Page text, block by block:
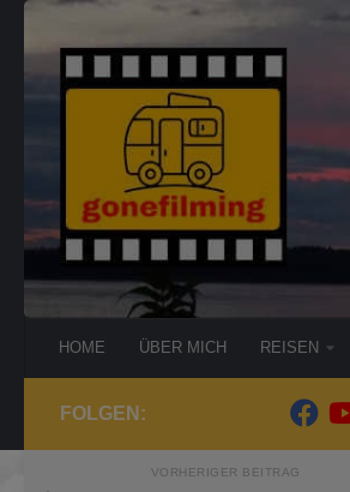
HOME ÜBER MICH REISEN
FOLGEN:
VORHERIGER BEITRAG